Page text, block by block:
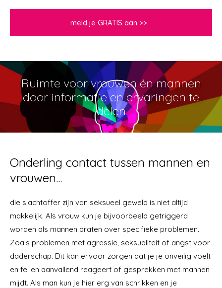
meld je GRATIS aan >>
Ruimte voor vrouwen én mannen
door informatie en ervaringen te
delen
Onderling contact tussen mannen en
vrouwen...
die slachtoffer zijn van seksueel geweld is niet altijd
makkelijk. Als vrouw kun je bijvoorbeeld getriggerd
worden als mannen praten over specifieke problemen.
Zoals problemen met agressie, seksualiteit of angst voor
daderschap. Dit kan ervoor zorgen dat je je onveilig voelt
en fel en aanvallend reageert of gesprekken met mannen
mijdt. Als man kun je hier erg van schrikken en je